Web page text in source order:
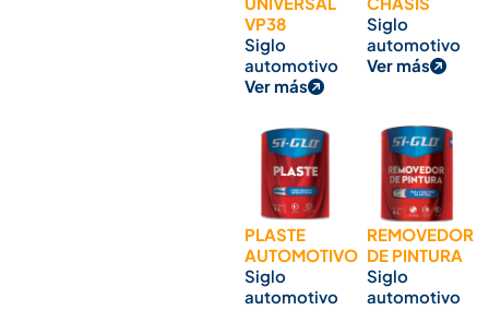
VP38
Siglo
automotivo
Ver más
Siglo
automotivo
Ver más
PLASTE
AUTOMOTIVO
Siglo
automotivo
REMOVEDOR
DE PINTURA
Siglo
automotivo